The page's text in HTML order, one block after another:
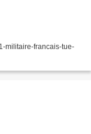
militaire-francais-tue-